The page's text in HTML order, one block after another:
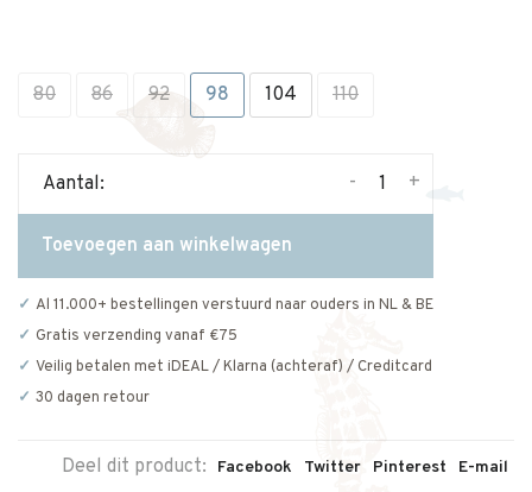
80 86 92 98 104 110
Aantal: +
-
Toevoegen aan winkelwagen
Al 11.000+ bestellingen verstuurd naar ouders in NL & BE
Gratis verzending vanaf €75
Veilig betalen met iDEAL / Klarna (achteraf) / Creditcard
30 dagen retour
Deel dit product: Facebook Twitter Pinterest E-mail